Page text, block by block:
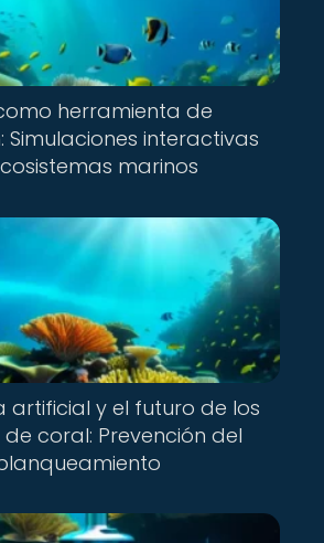
herramienta de
Simulaciones interactivas
marinos
artificial y el futuro de los
coral: Prevención del